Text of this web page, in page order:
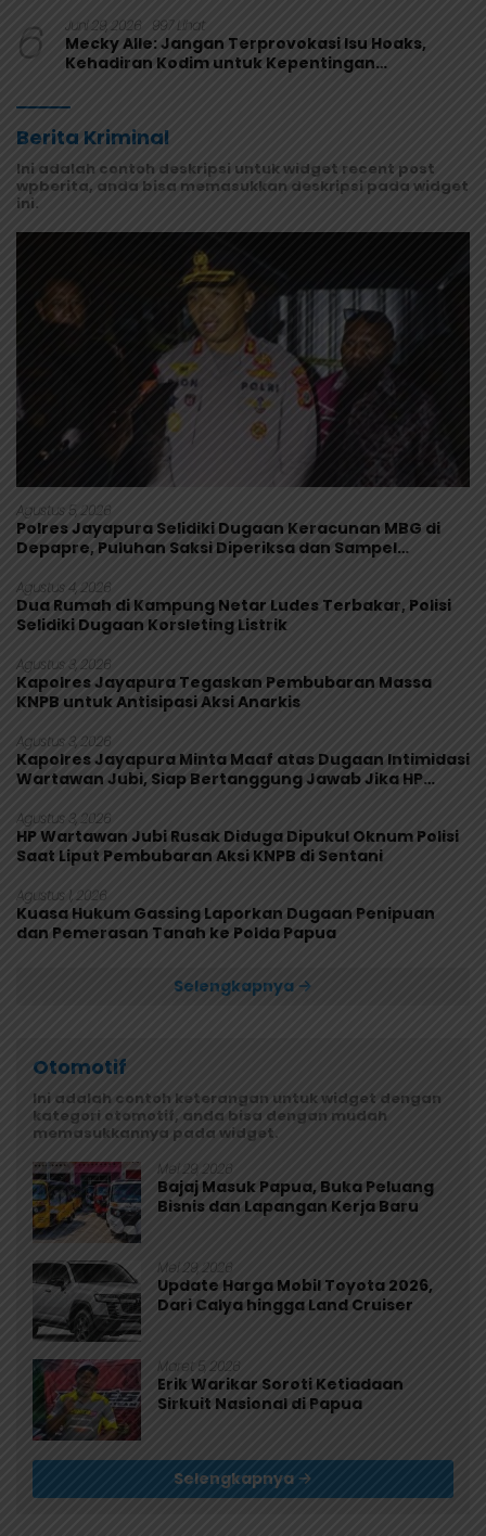
6 Juni 29, 2026 997 Lihat
Mecky Alle: Jangan Terprovokasi Isu Hoaks,
Kehadiran Kodim untuk Kepentingan
Berita Kriminal
Ini adalah contoh deskripsi untuk widget recent post
wpberita, anda bisa memasukkan deskripsi pada widget
ini.
Agustus 5, 2026
Polres Jayapura Selidiki Dugaan Keracunan MBG di
Depapre, Puluhan Saksi Diperiksa dan Sampel
Agustus 4, 2026
Dua Rumah di Kampung Netar Ludes Terbakar, Polisi
Selidiki Dugaan Korsleting Listrik
Agustus 3, 2026
Kapolres Jayapura Tegaskan Pembubaran Massa
KNPB untuk Antisipasi Aksi Anarkis
Agustus 3, 2026
Kapolres Jayapura Minta Maaf atas Dugaan Intimidasi
Wartawan Jubi, Siap Bertanggung Jawab Jika HP
Agustus 3, 2026
HP Wartawan Jubi Rusak Diduga Dipukul Oknum Polisi
Saat Liput Pembubaran Aksi KNPB di Sentani
Agustus 1, 2026
Kuasa Hukum Gassing Laporkan Dugaan Penipuan
dan Pemerasan Tanah ke Polda Papua
Selengkapnya
Otomotif
Ini adalah contoh keterangan untuk widget dengan
kategori otomotif, anda bisa dengan mudah
memasukkannya pada widget.
Mei 29, 2026
Bajaj Masuk Papua, Buka Peluang
Bisnis dan Lapangan Kerja Baru
Mei 29, 2026
Update Harga Mobil Toyota 2026,
Dari Calya hingga Land Cruiser
Maret 5, 2026
Erik Warikar Soroti Ketiadaan
Sirkuit Nasional di Papua
Selengkapnya